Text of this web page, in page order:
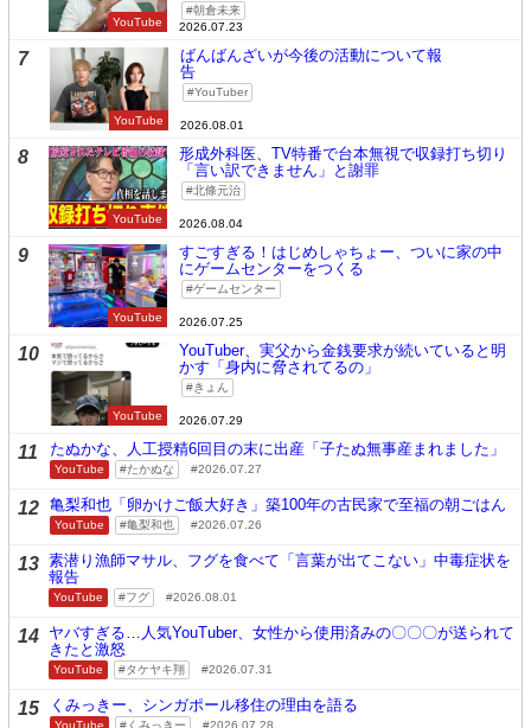
YouTube
朝倉未来
2026.07.23
7
YouTube
ばんばんざいが今後の活動について報
告
YouTuber
2026.08.01
8
YouTube
形成外科医、TV特番で台本無視で収録打ち切り
「言い訳できません」と謝罪
北條元治
2026.08.04
9
YouTube
すごすぎる！はじめしゃちょー、ついに家の中
にゲームセンターをつくる
ゲームセンター
2026.07.25
10
YouTube
YouTuber、実父から金銭要求が続いていると明
かす「身内に脅されてるの」
きょん
2026.07.29
11 たぬかな、人工授精6回目の末に出産「子たぬ無事産まれました」
YouTube たかぬな 2026.07.27
12 亀梨和也「卵かけご飯大好き」築100年の古民家で至福の朝ごはん
YouTube 亀梨和也 2026.07.26
13 素潜り漁師マサル、フグを食べて「言葉が出てこない」中毒症状を
報告
YouTube フグ 2026.08.01
14 ヤバすぎる…人気YouTuber、女性から使用済みの〇〇〇が送られて
きたと激怒
YouTube タケヤキ翔 2026.07.31
15 くみっきー、シンガポール移住の理由を語る
YouTube くみっきー 2026.07.28